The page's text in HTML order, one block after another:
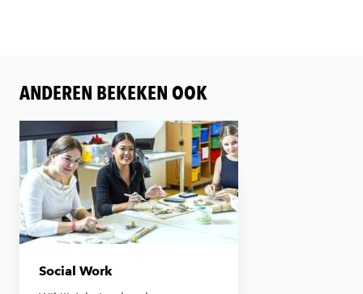
ANDEREN BEKEKEN OOK
Social Work